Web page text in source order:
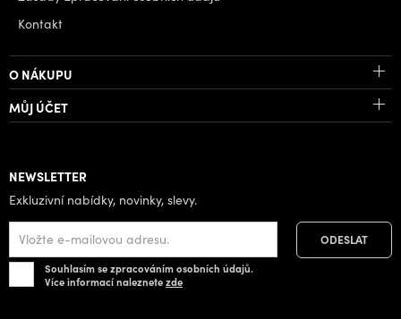
Kontakt
O NÁKUPU
MŮJ ÚČET
NEWSLETTER
Exkluzivní nabídky, novinky, slevy.
Souhlasím se zpracováním osobních údajů.
Více informací naleznetezde